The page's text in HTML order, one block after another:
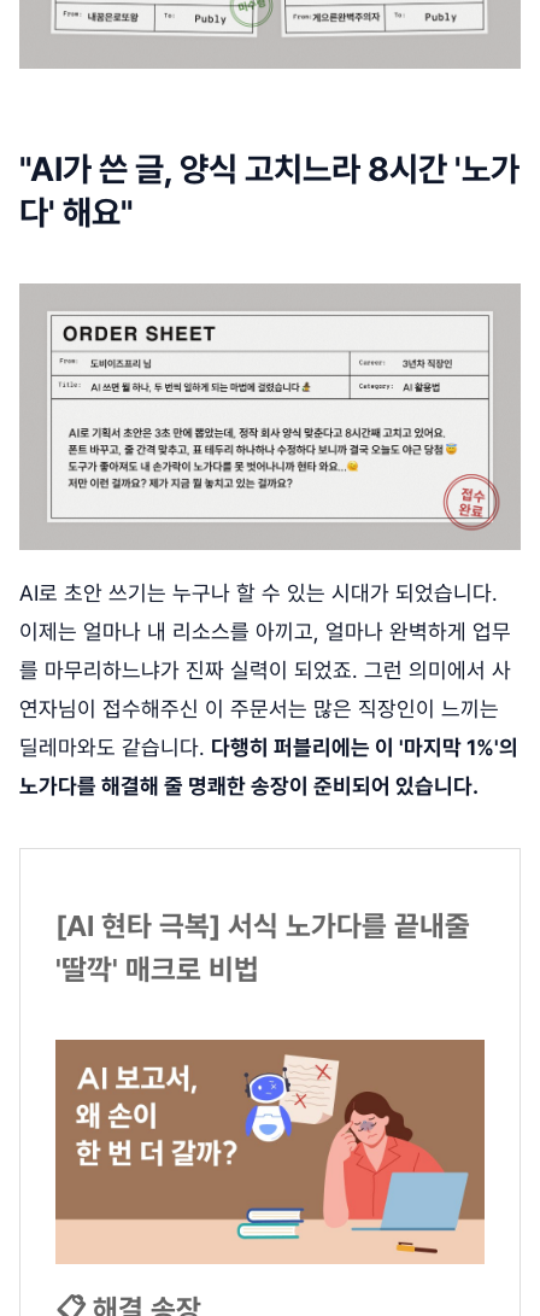
"AI가 쓴 글, 양식 고치느라 8시간 '노가
다' 해요"
AI로 초안 쓰기는 누구나 할 수 있는 시대가 되었습니다.
이제는 얼마나 내 리소스를 아끼고, 얼마나 완벽하게 업무
를 마무리하느냐가 진짜 실력이 되었죠. 그런 의미에서 사
연자님이 접수해주신 이 주문서는 많은 직장인이 느끼는
딜레마와도 같습니다. 다행히 퍼블리에는 이 '마지막 1%'의
노가다를 해결해 줄 명쾌한 송장이 준비되어 있습니다.
[AI 현타 극복] 서식 노가다를 끝내줄
'딸깍' 매크로 비법